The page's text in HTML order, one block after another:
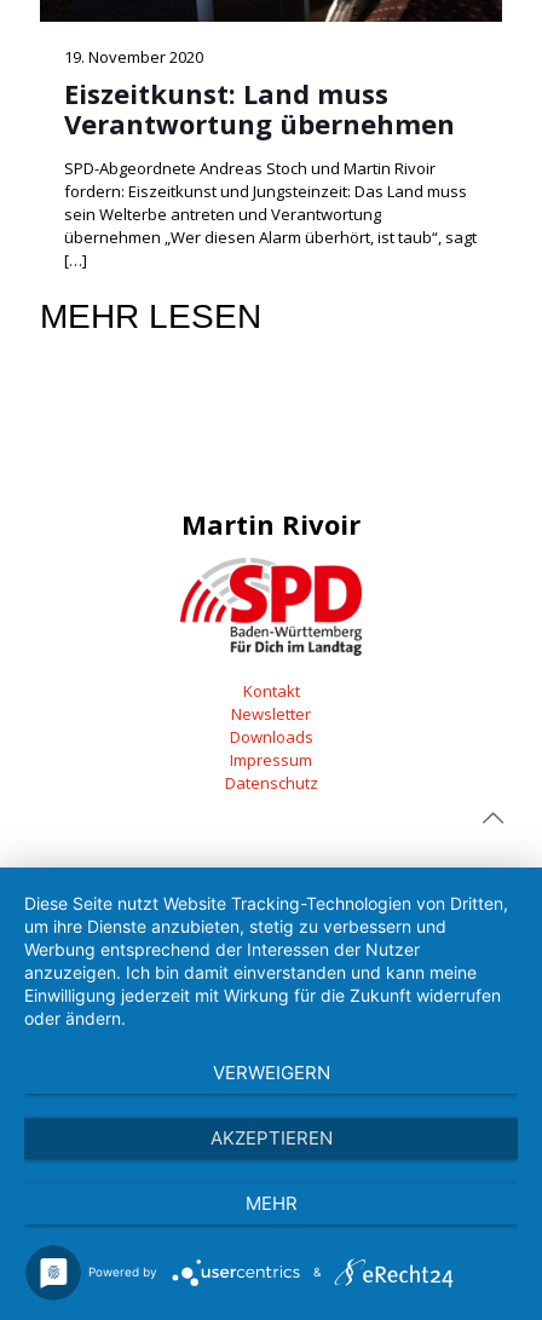
19. November 2020
Eiszeitkunst: Land muss
Verantwortung übernehmen
SPD-Abgeordnete Andreas Stoch und Martin Rivoir
fordern: Eiszeitkunst und Jungsteinzeit: Das Land muss
sein Welterbe antreten und Verantwortung
übernehmen „Wer diesen Alarm überhört, ist taub“, sagt
[…]
MEHR LESEN
Martin Rivoir
Kontakt
Newsletter
Downloads
Impressum
Datenschutz
Diese Seite nutzt Website Tracking-Technologien von Dritten,
um ihre Dienste anzubieten, stetig zu verbessern und
Werbung entsprechend der Interessen der Nutzer
anzuzeigen. Ich bin damit einverstanden und kann meine
Einwilligung jederzeit mit Wirkung für die Zukunft widerrufen
oder ändern.
VERWEIGERN
AKZEPTIEREN
MEHR
Powered by &